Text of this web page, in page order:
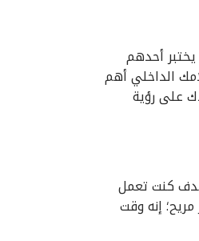
أحدهم
الداخلي أهم
على رؤية
هدف كنت تعمل
إنه وقت